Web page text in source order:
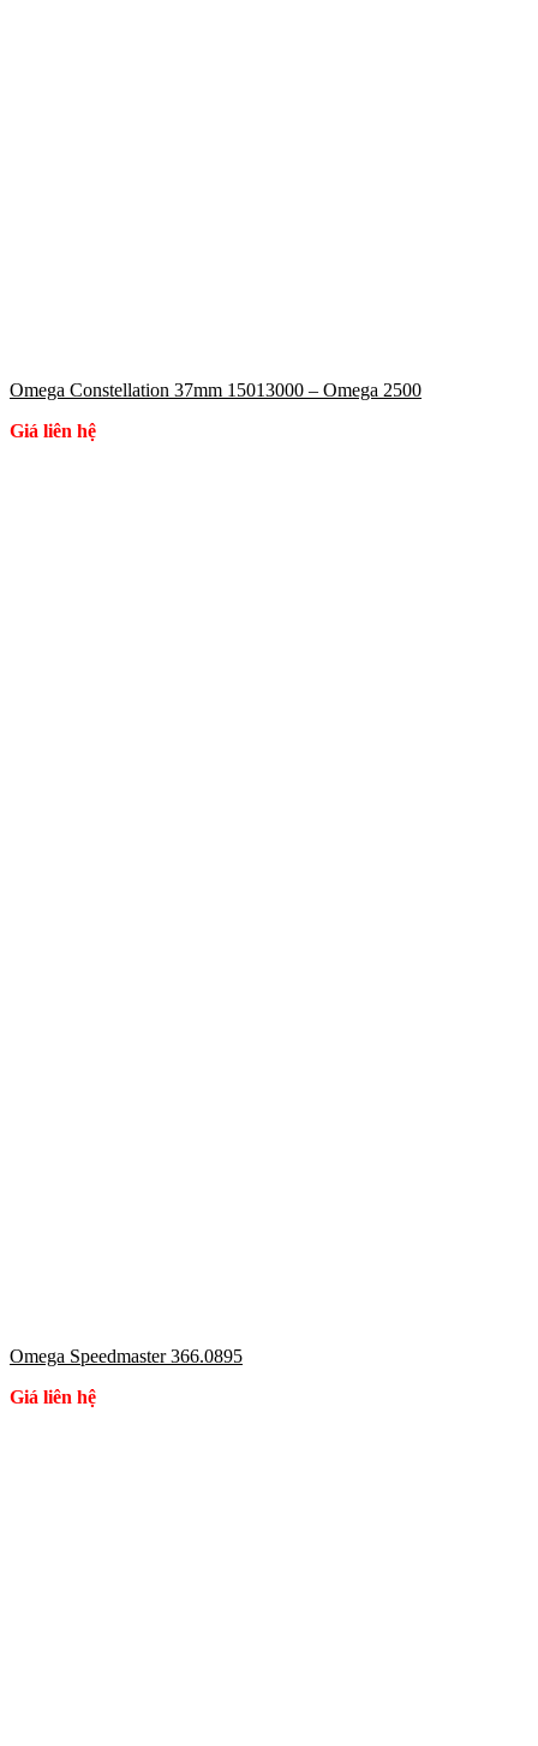
Omega Constellation 37mm 15013000 – Omega 2500
Giá liên hệ
Omega Speedmaster 366.0895
Giá liên hệ